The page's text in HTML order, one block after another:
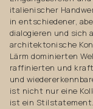
italienischer
in entschiedener,
dialogieren und sich
architektonische
Lärm dominierten
raffinierten und
und
ist nicht nur eine
ist ein Stilstatement.